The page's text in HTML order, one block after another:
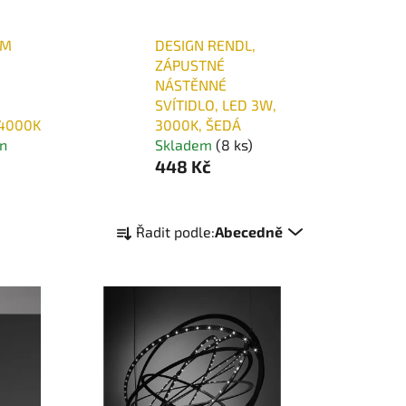
DESIGN RENDL,
ZÁPUSTNÉ
NÁSTĚNNÉ
SVÍTIDLO, LED 3W,
3000K, ŠEDÁ
Skladem (8 ks)
448 Kč
a
e
r
Řadit podle:Abecedně